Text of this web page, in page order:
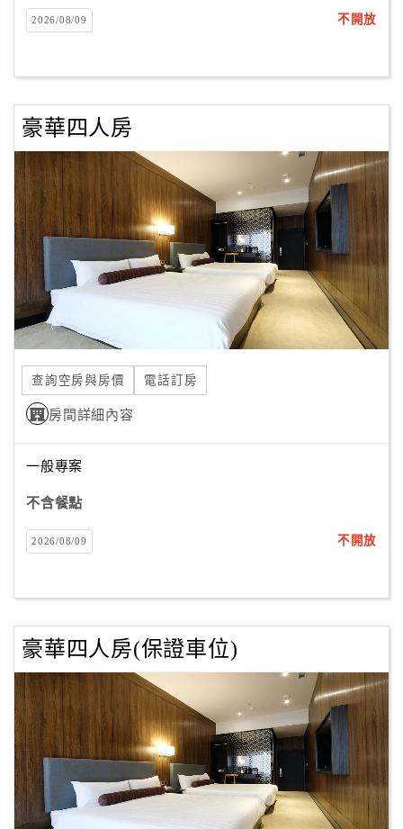
2026/08/09 不開放
豪華四人房
查詢空房與房價 電話訂房
房間詳細內容
一般專案
不含餐點
2026/08/09 不開放
豪華四人房(保證車位)